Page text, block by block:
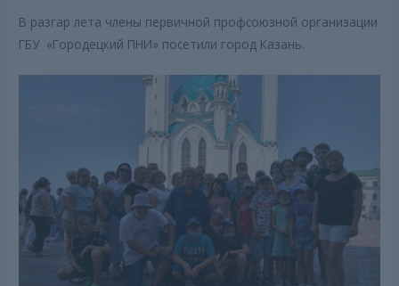
В разгар лета члены первичной профсоюзной организации
ГБУ «Городецкий ПНИ» посетили город Казань.